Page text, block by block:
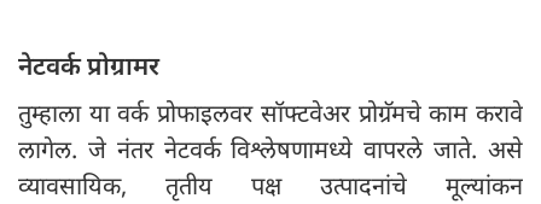
नेटवर्क प्रोग्रामर
तुम्हाला या वर्क प्रोफाइलवर सॉफ्टवेअर प्रोग्रॅमचे काम करावे
लागेल. जे नंतर नेटवर्क विश्लेषणामध्ये वापरले जाते. असे
व्यावसायिक, तृतीय पक्ष उत्पादनांचे मूल्यांकन